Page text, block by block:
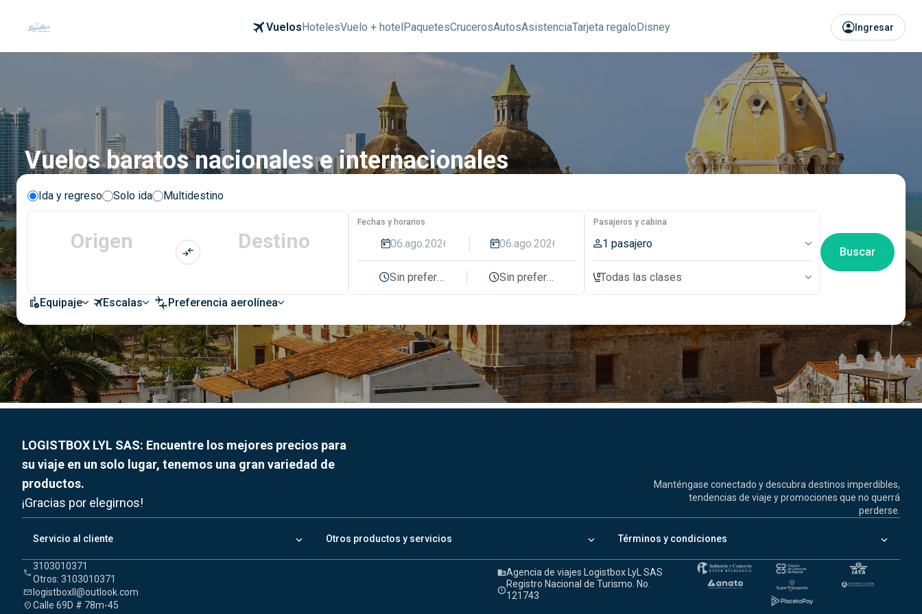
VuelosHotelesVuelo + hotelPaquetesCrucerosAutosAsistenciaTarjeta regaloDisney Ingresar
Vuelos baratos nacionales e internacionales
Ida y regreso Solo ida Multidestino
Origen Destino
Fechas y horarios
Sin preferencia Sin preferencia
Pasajeros y cabina
1 pasajero
Todas las clases
Buscar
Equipaje Escalas Preferencia aerolínea
LOGISTBOX LYL SAS: Encuentre los mejores precios para
su viaje en un solo lugar, tenemos una gran variedad de
productos.
¡Gracias por elegirnos!
Manténgase conectado y descubra destinos imperdibles,
tendencias de viaje y promociones que no querrá
perderse.
Servicio al cliente keyboard_arrow_down Otros productos y servicios keyboard_arrow_down Términos y condiciones keyboard_arrow_down
call
3103010371
Otros: 3103010371
mail logistboxll@outlook.com
location_onCalle 69D # 78m-45
domainAgencia de viajes Logistbox LyL SAS
release_alert
Registro Nacional de Turismo. No.
121743